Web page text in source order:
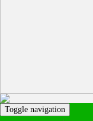
Toggle navigation